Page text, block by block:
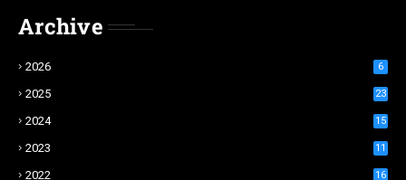
Archive
2026 6
2025 23
2024 15
2023 11
2022 16